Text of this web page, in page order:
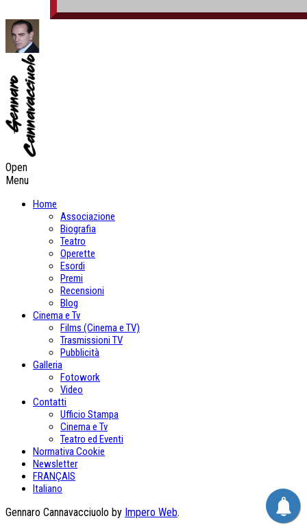
Open
Menu
Home
Associazione
Biografia
Teatro
Operette
Esordi
Premi
Recensioni
Blog
Cinema e Tv
Films (Cinema e TV)
Trasmissioni TV
Pubblicità
Galleria
Fotowork
Video
Contatti
Ufficio Stampa
Cinema e Tv
Teatro ed Eventi
Normativa Cookie
Newsletter
FRANÇAIS
Italiano
Gennaro Cannavacciuolo by Impero Web.